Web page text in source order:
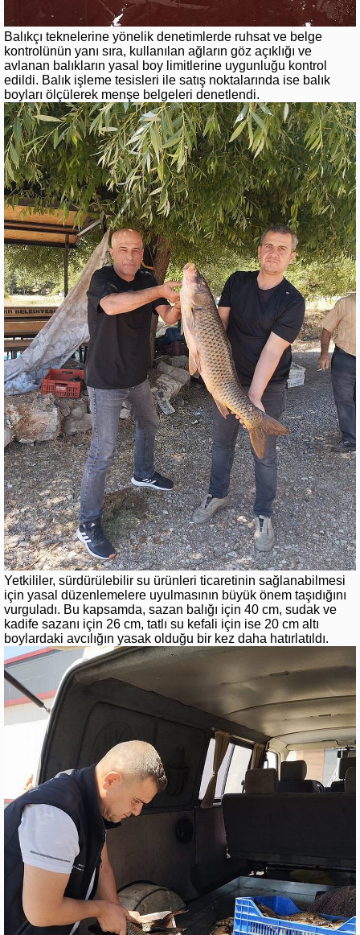
Balıkçı teknelerine yönelik denetimlerde ruhsat ve belge
kontrolünün yanı sıra, kullanılan ağların göz açıklığı ve
avlanan balıkların yasal boy limitlerine uygunluğu kontrol
edildi. Balık işleme tesisleri ile satış noktalarında ise balık
boyları ölçülerek menşe belgeleri denetlendi.
Yetkililer, sürdürülebilir su ürünleri ticaretinin sağlanabilmesi
için yasal düzenlemelere uyulmasının büyük önem taşıdığını
vurguladı. Bu kapsamda, sazan balığı için 40 cm, sudak ve
kadife sazanı için 26 cm, tatlı su kefali için ise 20 cm altı
boylardaki avcılığın yasak olduğu bir kez daha hatırlatıldı.